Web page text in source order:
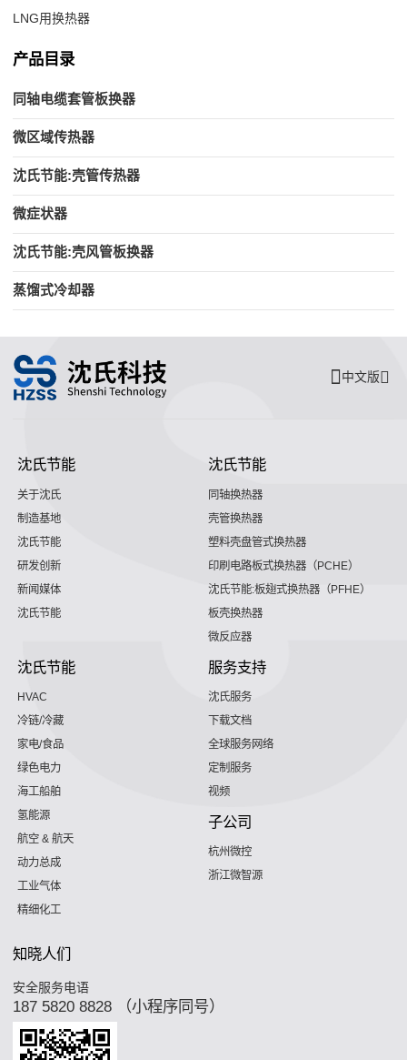
LNG用换热器
产品目录
同轴电缆套管板换器
微区域传热器
沈氏节能:壳管传热器
微症状器
沈氏节能:壳风管板换器
蒸馏式冷却器
中文版
沈氏节能
关于沈氏
制造基地
沈氏节能
研发创新
新闻媒体
沈氏节能
沈氏节能
同轴换热器
壳管换热器
塑料壳盘管式换热器
印刷电路板式换热器（PCHE）
沈氏节能:板翅式换热器（PFHE）
板壳换热器
微反应器
沈氏节能
HVAC
冷链/冷藏
家电/食品
绿色电力
海工船舶
氢能源
航空 & 航天
动力总成
工业气体
精细化工
服务支持
沈氏服务
下载文档
全球服务网络
定制服务
视频
子公司
杭州微控
浙江微智源
知晓人们
安全服务电语
187 5820 8828 （小程序同号）